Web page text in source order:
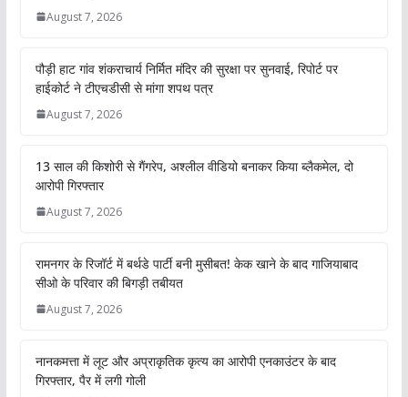
August 7, 2026
पौड़ी हाट गांव शंकराचार्य निर्मित मंदिर की सुरक्षा पर सुनवाई, रिपोर्ट पर
हाईकोर्ट ने टीएचडीसी से मांगा शपथ पत्र
August 7, 2026
13 साल की किशोरी से गैंगरेप, अश्लील वीडियो बनाकर किया ब्लैकमेल, दो
आरोपी गिरफ्तार
August 7, 2026
रामनगर के रिजॉर्ट में बर्थडे पार्टी बनी मुसीबत! केक खाने के बाद गाजियाबाद
सीओ के परिवार की बिगड़ी तबीयत
August 7, 2026
नानकमत्ता में लूट और अप्राकृतिक कृत्य का आरोपी एनकाउंटर के बाद
गिरफ्तार, पैर में लगी गोली